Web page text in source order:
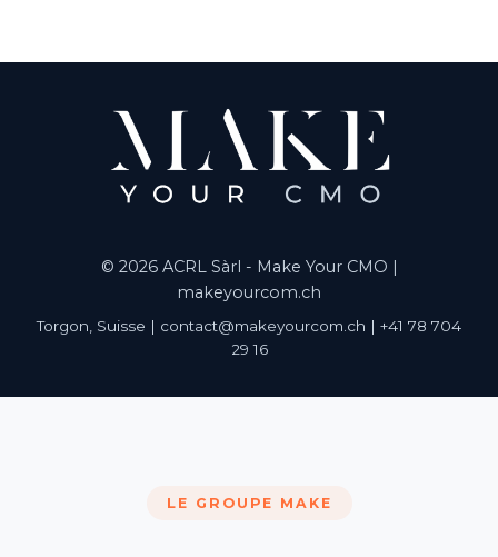
© 2026 ACRL Sàrl - Make Your CMO |
makeyourcom.ch
Torgon, Suisse | contact@makeyourcom.ch | +41 78 704
29 16
LE GROUPE MAKE